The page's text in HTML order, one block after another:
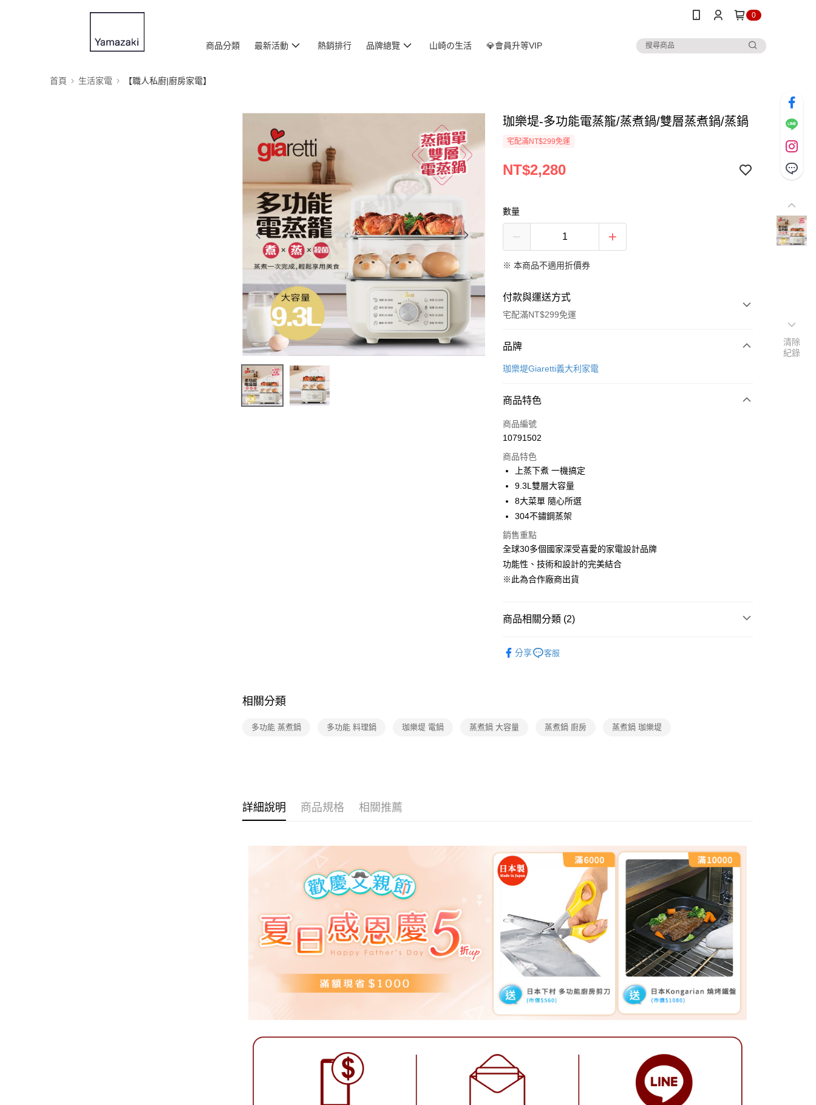
0
商品分類 最新活動 熱銷排行 品牌總覽 山崎の生活 💎會員升等VIP
首頁 生活家電 【職人私廚|廚房家電】
珈樂堤-多功能電蒸籠/蒸煮鍋/雙層蒸煮鍋/蒸鍋
宅配滿NT$299免運
NT$2,280
數量
※ 本商品不適用折價券
付款與運送方式
宅配滿NT$299免運
付款方式
信用卡一次付款
悠遊付
Google Pay
全盈+PAY
大哥付你分期
相關說明
【大哥付你分期使用說明】
1.本服務由台灣大哥大提供，台灣大哥大用戶可立即使用無須另外申請。
2.付款方式選擇「大哥付你分期」，訂單成立後會自動跳轉到大哥付的交易
流程，驗證手機門號後，選擇欲分期的期數、繳款截止日，確認付款後即
3.實際核准額度、可分期數及費用金額請依後續交易確認頁面所載為準。
無法說明評估內容。
醒簡訊。
2.透過簡訊連結打開帳單後，可選擇「超商條碼／台灣大直營門市／銀行轉
款買賣價金債權讓與本公司後，依約使用本公司帳單繳交帳款。
ATM付款
運送方式
每筆NT$150，滿NT$299(含以上)免運費
品牌
珈樂堤Giaretti義大利家電
商品特色
商品編號
10791502
商品特色
上蒸下煮 一機搞定
9.3L雙層大容量
8大菜單 隨心所選
304不鏽鋼蒸架
銷售重點
全球30多個國家深受喜愛的家電設計品牌
功能性、技術和設計的完美結合
※此為合作廠商出貨
商品相關分類 (2)
分享 客服
相關分類
多功能 蒸煮鍋 多功能 料理鍋 珈樂堤 電鍋 蒸煮鍋 大容量 蒸煮鍋 廚房 蒸煮鍋 珈樂堤
詳細說明 商品規格 相關推薦
清除
紀錄